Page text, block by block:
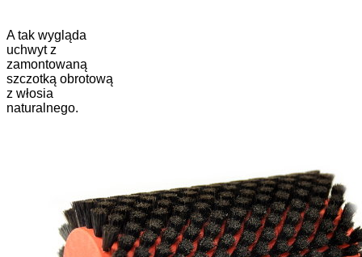
A tak wygląda
uchwyt z
zamontowaną
szczotką obrotową
z włosia
naturalnego.